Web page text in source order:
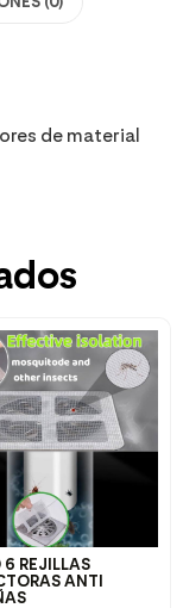
de material
6 REJILLAS
ANTI